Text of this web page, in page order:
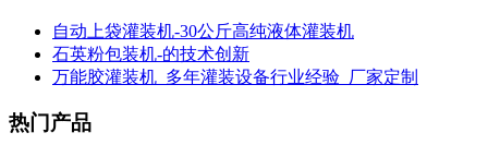
自动上袋灌装机-30公斤高纯液体灌装机
石英粉包装机-的技术创新
万能胶灌装机_多年灌装设备行业经验_厂家定制
热门产品